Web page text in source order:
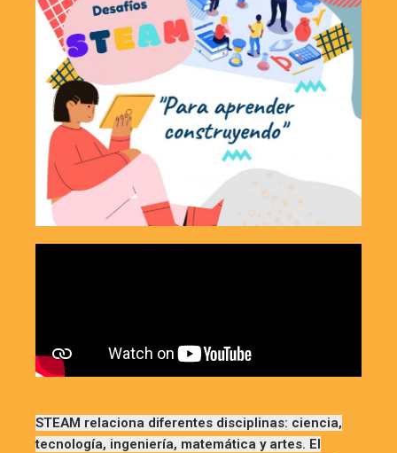
STEAM relaciona diferentes disciplinas: ciencia,
tecnología, ingeniería, matemática y artes. El